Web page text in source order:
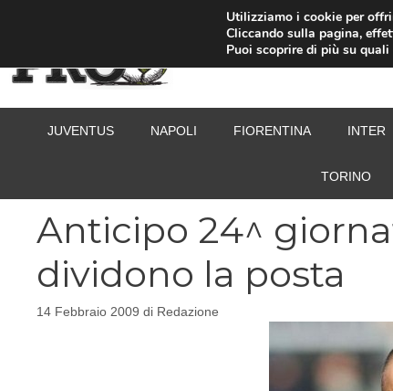
JUVENTUS NAPOLI FIORENTINA INTER
TORINO
Anticipo 24^
dividono la posta
14 Febbraio 2009 di Redazione
Utilizziamo i cookie per
Cliccando sulla pagina,
Puoi scoprire di più su